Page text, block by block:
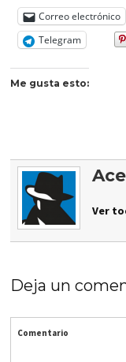
Correo electrónico
Telegram
Me gusta esto:
Ver
Deja un
Comentario